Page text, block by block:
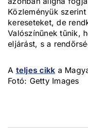
Közleményük
kereseteket, de
Valószínűnek tűnik,
eljárást, s a
A teljes cikk a
Fotó: Getty Images